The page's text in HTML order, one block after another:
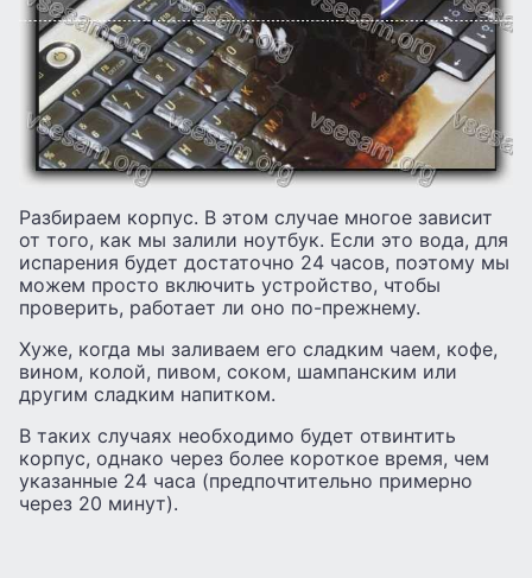
Разбираем корпус. В этом случае многое зависит
от того, как мы залили ноутбук. Если это вода, для
испарения будет достаточно 24 часов, поэтому мы
можем просто включить устройство, чтобы
проверить, работает ли оно по-прежнему.
Хуже, когда мы заливаем его сладким чаем, кофе,
вином, колой, пивом, соком, шампанским или
другим сладким напитком.
В таких случаях необходимо будет отвинтить
корпус, однако через более короткое время, чем
указанные 24 часа (предпочтительно примерно
через 20 минут).